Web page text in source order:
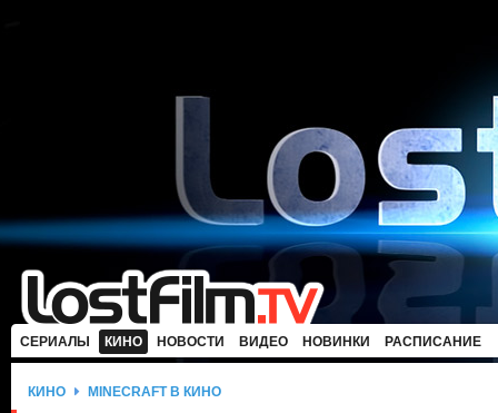
СЕРИАЛЫ КИНО НОВОСТИ ВИДЕО НОВИНКИ РАСПИСАНИЕ
КИНО MINECRAFT В КИНО